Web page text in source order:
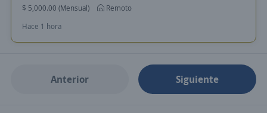
$ 5,000.00 (Mensual)
Remoto
Hace 1 hora
Anterior Siguiente